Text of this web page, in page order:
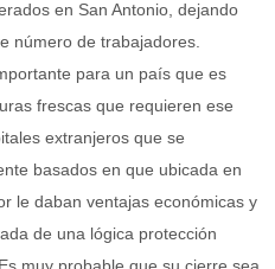
en San Antonio, dejando
número de trabajadores.
para un país que es
frescas que requieren ese
extranjeros que se
basados en que ubicada en
le daban ventajas económicas y
de una lógica protección
muy probable que su cierre sea